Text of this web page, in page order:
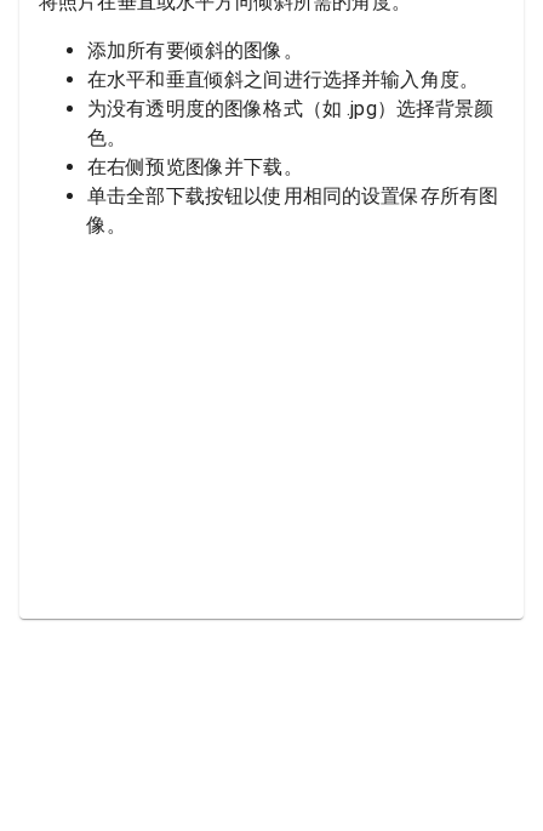
添加所有要倾斜的图像。
在水平和垂直倾斜之间进行选择并输入角度。
为没有透明度的图像格式（如 .jpg）选择背景颜
色。
在右侧预览图像并下载。
单击全部下载按钮以使用相同的设置保存所有图
像。